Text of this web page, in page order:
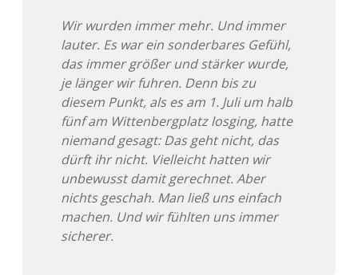
Adventskalender 2016
Adventskalender 2017
Adventskalender 2018
Adventskalender 2019
Adventskalender 2020
Wir wurden immer mehr. Und immer
lauter. Es war ein sonderbares Gefühl,
das immer größer und stärker wurde,
je länger wir fuhren. Denn bis zu
diesem Punkt, als es am 1. Juli um halb
fünf am Wittenbergplatz losging, hatte
niemand gesagt: Das geht nicht, das
dürft ihr nicht. Vielleicht hatten wir
unbewusst damit gerechnet. Aber
nichts geschah. Man ließ uns einfach
machen. Und wir fühlten uns immer
sicherer.